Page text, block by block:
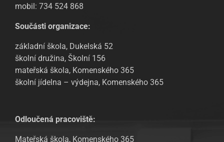
mobil: 734 524 868
Součásti organizace:
základní škola, Dukelská 52
školní družina, Školní 156
mateřská škola, Komenského 365
školní jídelna – výdejna, Komenského 365
Odloučená pracoviště:
Mateřská škola, Komenského 365